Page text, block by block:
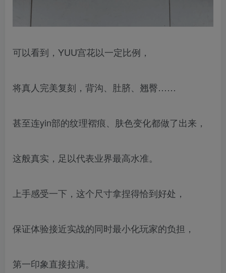
可以看到，YUU宫花以一定比例，
将真人完美复刻，背沟、肚脐、翘臀……
甚至连yin部的纹理褶痕、肤色变化都做了出来，
这般真实，足以代表业界最高水准。
上手感受一下，这个尺寸拿捏得恰到好处，
保证体验接近实战的同时最小化玩家的负担，
第一印象直接拉满。